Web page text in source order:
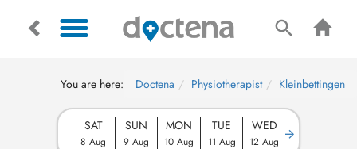
You are here: Doctena Physiotherapist Kleinbettingen
SAT
8 Aug
SUN
9 Aug
MON
10 Aug
TUE
11 Aug
WED
12 Aug